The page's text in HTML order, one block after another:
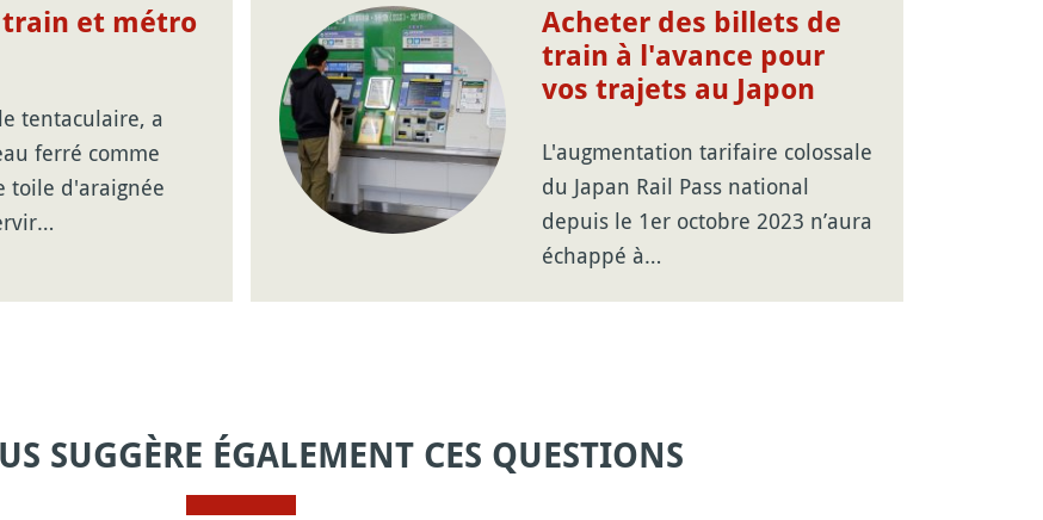
train et métro
tentaculaire, a
ferré comme
toile d'araignée
Acheter des billets de
train à l'avance pour
vos trajets au Japon
L'augmentation tarifaire colossale
du Japan Rail Pass national
depuis le 1er octobre 2023 n’aura
échappé à…
SUGGÈRE ÉGALEMENT CES QUESTIONS